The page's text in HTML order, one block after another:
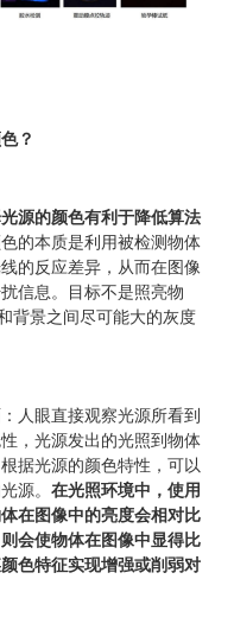
？
源的颜色有利于降低算法
的本质是利用被检测物体
的反应差异，从而在图像
信息。目标不是照亮物
背景之间尽可能大的灰度
人眼直接观察光源所看到
，光源发出的光照到物体
据光源的颜色特性，可以
源。 在光照环境中，使用
在图像中的亮度会相对比
会使物体在图像中显得比
色特征实现增强或削弱对